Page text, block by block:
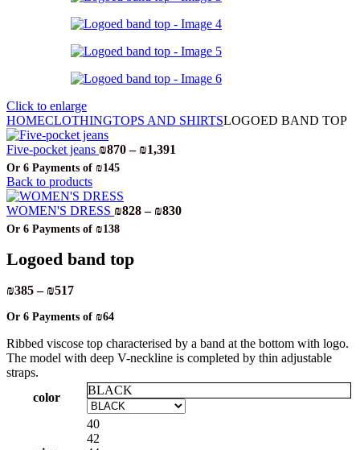
Click to enlarge
HOMECLOTHINGTOPS AND SHIRTSLOGOED BAND TOP
Five-pocket jeans ₪870 – ₪1,391
₪1,391
Or 6 Payments of ₪145
Back to products
WOMEN'S DRESS ₪828 – ₪830Price
Or 6 Payments of ₪138
Logoed band top
₪385 – ₪517Price
₪385
₪517
Or 6 Payments of ₪64
Ribbed viscose top characterised by a band at the bottom with logo.
The model with deep V-neckline is completed by thin adjustable
straps.
color
BLACK
40
42